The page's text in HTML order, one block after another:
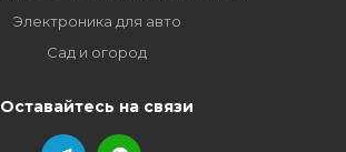
Электроника для авто
Сад и огород
Оставайтесь на связи